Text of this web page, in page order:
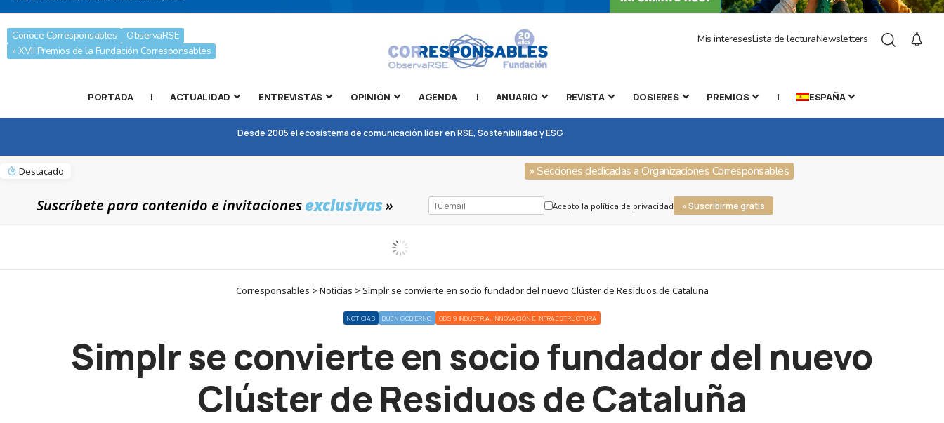
Conoce Corresponsables
ObservaRSE
» XVII Premios de la Fundación Corresponsables
Mis interesesLista de lecturaNewsletters
PORTADA | ACTUALIDAD ENTREVISTAS OPINIÓN AGENDA | ANUARIO REVISTA DOSIERES PREMIOS | ESPAÑA
Desde 2005 el ecosistema de comunicación líder en RSE, Sostenibilidad y ESG
Destacado » Secciones dedicadas a Organizaciones Corresponsables
Suscríbete para contenido e invitacionesexclusivas» Acepto la política de privacidad » Suscribirme gratis
Corresponsables > Noticias > Simplr se convierte en socio fundador del nuevo Clúster de Residuos de Cataluña
NOTICIAS BUEN GOBIERNO ODS 9 INDUSTRIA, INNOVACIÓN E INFRAESTRUCTURA
Simplr se convierte en socio fundador del nuevo
Clúster de Residuos de Cataluña